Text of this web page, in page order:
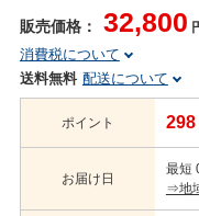
販売価格： 32,800
消費税について
送料無料 配送について
ポイント 298
お届け日
最短
⇒地